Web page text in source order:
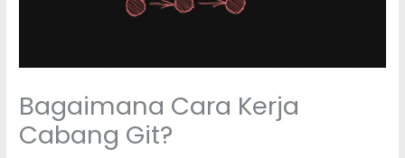
Bagaimana Cara Kerja
Cabang Git?